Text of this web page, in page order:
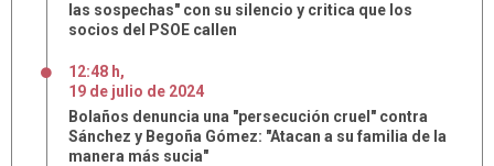
las sospechas" con su silencio y critica que los
socios del PSOE callen
12:48 h,
19 de julio de 2024
Bolaños denuncia una "persecución cruel" contra
Sánchez y Begoña Gómez: "Atacan a su familia de la
manera más sucia"